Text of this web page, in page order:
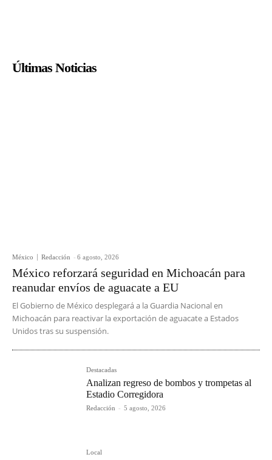
Últimas Noticias
México Redacción - 6 agosto, 2026
México reforzará seguridad en Michoacán para
reanudar envíos de aguacate a EU
El Gobierno de México desplegará a la Guardia Nacional en
Michoacán para reactivar la exportación de aguacate a Estados
Unidos tras su suspensión.
Destacadas
Analizan regreso de bombos y trompetas al
Estadio Corregidora
Redacción - 5 agosto, 2026
Local